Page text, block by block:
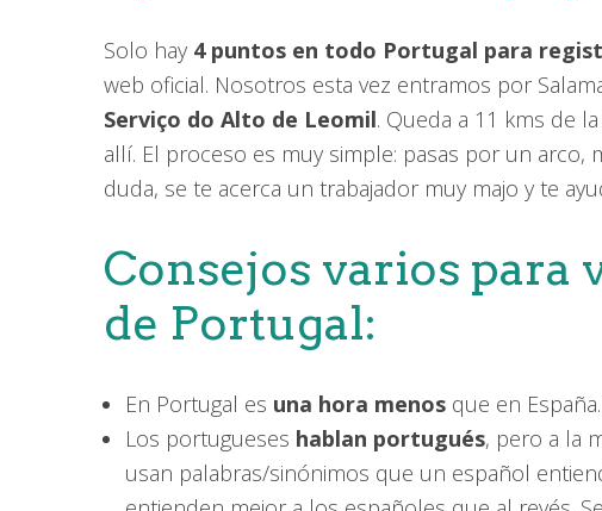
Solo hay 4 puntos en todo Portugal para
web oficial. Nosotros esta vez entramos por
Serviço do Alto de Leomil. Queda a 11 kms de
allí. El proceso es muy simple: pasas por un arco,
duda, se te acerca un trabajador muy majo y te
Consejos varios para
de Portugal:
En Portugal es una hora menos que en
Los portugueses hablan portugués, pero a la
usan palabras/sinónimos que un español